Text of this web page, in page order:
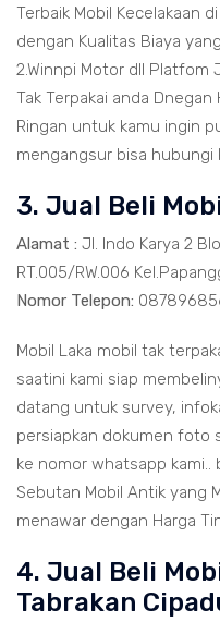
Terbaik Mobil Kecelakaan
dengan Kualitas Biaya
2.Winnpi Motor dll Platfom
Tak Terpakai anda
Ringan untuk kamu ingin
mengangsur bisa hubungi
3. Jual Beli
Alamat : Jl. Indo Karya 2
RT.005/RW.006
Nomor Telepon:
Mobil Laka mobil tak
saatini kami siap
datang untuk survey,
persiapkan dokumen foto
ke nomor whatsapp
Sebutan Mobil Antik yang
menawar dengan Harga
4. Jual Beli
Tabrakan